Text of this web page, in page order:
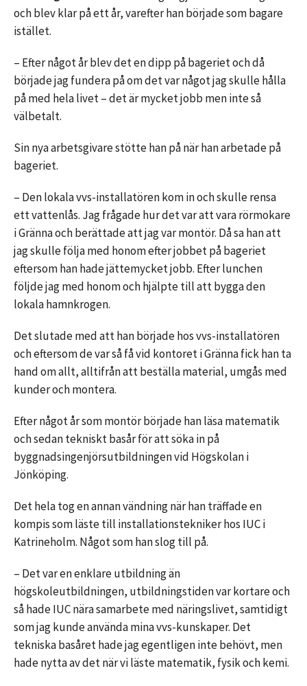
och blev klar på ett år, varefter han började som bagare
istället.
– Efter något år blev det en dipp på bageriet och då
började jag fundera på om det var något jag skulle hålla
på med hela livet – det är mycket jobb men inte så
välbetalt.
Sin nya arbetsgivare stötte han på när han arbetade på
bageriet.
– Den lokala vvs-installatören kom in och skulle rensa
ett vattenlås. Jag frågade hur det var att vara rörmokare
i Gränna och berättade att jag var montör. Då sa han att
jag skulle följa med honom efter jobbet på bageriet
eftersom han hade jättemycket jobb. Efter lunchen
följde jag med honom och hjälpte till att bygga den
lokala hamnkrogen.
Det slutade med att han började hos vvs-installatören
och eftersom de var så få vid kontoret i Gränna fick han ta
hand om allt, alltifrån att beställa material, umgås med
kunder och montera.
Efter något år som montör började han läsa matematik
och sedan tekniskt basår för att söka in på
byggnadsingenjörsutbildningen vid Högskolan i
Jönköping.
Det hela tog en annan vändning när han träffade en
kompis som läste till installationstekniker hos IUC i
Katrineholm. Något som han slog till på.
– Det var en enklare utbildning än
högskoleutbildningen, utbildningstiden var kortare och
så hade IUC nära samarbete med näringslivet, samtidigt
som jag kunde använda mina vvs-kunskaper. Det
tekniska basåret hade jag egentligen inte behövt, men
hade nytta av det när vi läste matematik, fysik och kemi.